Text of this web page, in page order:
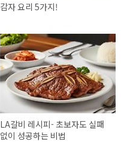
감자 요리 5가지!
LA갈비 레시피- 초보자도 실패
없이 성공하는 비법